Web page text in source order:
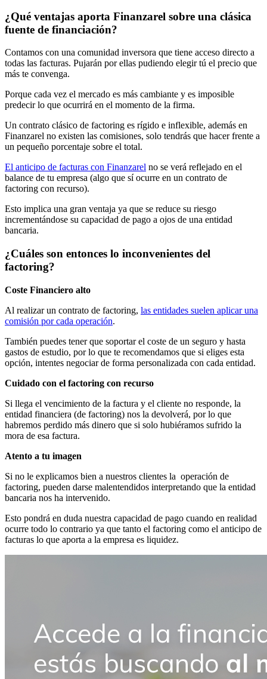
¿Qué ventajas aporta Finanzarel sobre una clásica
fuente de financiación?
Contamos con una comunidad inversora que tiene acceso directo a
todas las facturas. Pujarán por ellas pudiendo elegir tú el precio que
más te convenga.
Porque cada vez el mercado es más cambiante y es imposible
predecir lo que ocurrirá en el momento de la firma.
Un contrato clásico de factoring es rígido e inflexible, además en
Finanzarel no existen las comisiones, solo tendrás que hacer frente a
un pequeño porcentaje sobre el total.
El anticipo de facturas con Finanzarel no se verá reflejado en el
balance de tu empresa (algo que sí ocurre en un contrato de
factoring con recurso).
Esto implica una gran ventaja ya que se reduce su riesgo
incrementándose su capacidad de pago a ojos de una entidad
bancaria.
¿Cuáles son entonces lo inconvenientes del
factoring?
Coste Financiero alto
Al realizar un contrato de factoring, las entidades suelen aplicar una
comisión por cada operación.
También puedes tener que soportar el coste de un seguro y hasta
gastos de estudio, por lo que te recomendamos que si eliges esta
opción, intentes negociar de forma personalizada con cada entidad.
Cuidado con el factoring con recurso
Si llega el vencimiento de la factura y el cliente no responde, la
entidad financiera (de factoring) nos la devolverá, por lo que
habremos perdido más dinero que si solo hubiéramos sufrido la
mora de esa factura.
Atento a tu imagen
Si no le explicamos bien a nuestros clientes la operación de
factoring, pueden darse malentendidos interpretando que la entidad
bancaria nos ha intervenido.
Esto pondrá en duda nuestra capacidad de pago cuando en realidad
ocurre todo lo contrario ya que tanto el factoring como el anticipo de
facturas lo que aporta a la empresa es liquidez.